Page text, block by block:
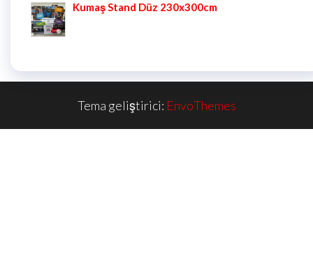
Kumaş Stand Düz 230x300cm
Tema geliştirici: EnvoThemes